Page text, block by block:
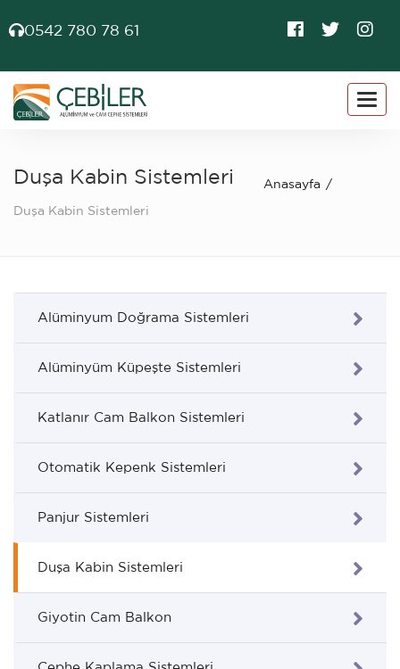
0542 780 78 61
Duşa Kabin Sistemleri
Anasayfa
Duşa Kabin Sistemleri
Alüminyum Doğrama Sistemleri
Alüminyüm Küpeşte Sistemleri
Katlanır Cam Balkon Sistemleri
Otomatik Kepenk Sistemleri
Panjur Sistemleri
Duşa Kabin Sistemleri
Giyotin Cam Balkon